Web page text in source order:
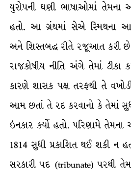
યુરોપની ઘણી ભાષાઓમાં તેમના
હતો. આ ગ્રંથમાં સેએ સ્મિથના
અને શિસ્તબદ્ધ રીતે રજૂઆત કરી
રાજકોષીય નીતિ અંગે તેમાં
કારણે શાસક પક્ષ તરફથી તે
આમ છતાં તે રદ કરવાનો કે તેમાં
ઇનકાર કર્યો હતો. પરિણામે
1814 સુધી પ્રકાશિત થઈ શકી ન
સરકારી પદ (tribunate) પરથી